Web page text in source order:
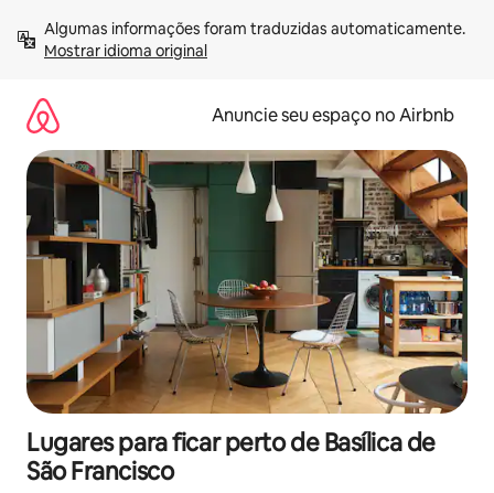
para
Mostrar idioma original
Anuncie seu espaço no Airbnb
Lugares para ficar perto de Basílica de
São Francisco